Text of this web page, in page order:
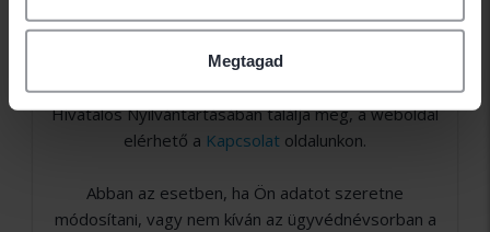
Megtagad
elérhetőségét (email, telefon), abban az esetben
nem Ügyvédbróker partner. Közvetlen
elérhetőségét a Magyar Ügyvédi Kamara Országos
Hivatalos Nyilvántartásában találja meg, a weboldal
elérhető a Kapcsolat oldalunkon.
Abban az esetben, ha Ön adatot szeretne
módosítani, vagy nem kíván az ügyvédnévsorban a